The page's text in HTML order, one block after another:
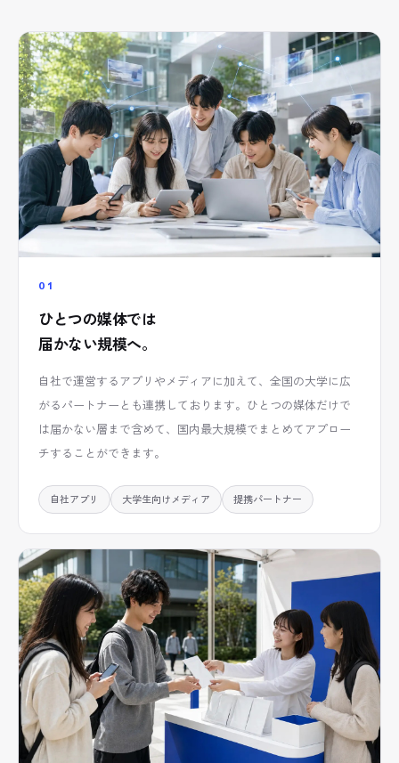
01
ひとつの媒体では
届かない規模へ。
自社で運営するアプリやメディアに加えて、全国の大学に広
がるパートナーとも連携しております。ひとつの媒体だけで
は届かない層まで含めて、国内最大規模でまとめてアプロー
チすることができます。
自社アプリ 大学生向けメディア 提携パートナー